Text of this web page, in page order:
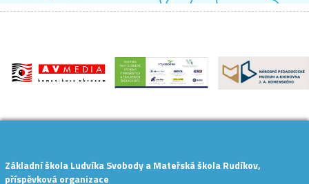
Základní škola Ludvíka Svobody a Mateřská škola Rudíkov,
příspěvková organizace